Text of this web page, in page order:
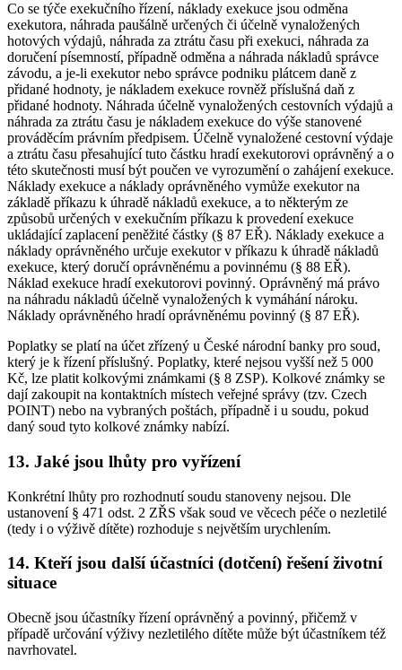
Co se týče exekučního řízení, náklady exekuce jsou odměna
exekutora, náhrada paušálně určených či účelně vynaložených
hotových výdajů, náhrada za ztrátu času při exekuci, náhrada za
doručení písemností, případně odměna a náhrada nákladů správce
závodu, a je-li exekutor nebo správce podniku plátcem daně z
přidané hodnoty, je nákladem exekuce rovněž příslušná daň z
přidané hodnoty. Náhrada účelně vynaložených cestovních výdajů a
náhrada za ztrátu času je nákladem exekuce do výše stanovené
prováděcím právním předpisem. Účelně vynaložené cestovní výdaje
a ztrátu času přesahující tuto částku hradí exekutorovi oprávněný a o
této skutečnosti musí být poučen ve vyrozumění o zahájení exekuce.
Náklady exekuce a náklady oprávněného vymůže exekutor na
základě příkazu k úhradě nákladů exekuce, a to některým ze
způsobů určených v exekučním příkazu k provedení exekuce
ukládající zaplacení peněžité částky (§ 87 EŘ). Náklady exekuce a
náklady oprávněného určuje exekutor v příkazu k úhradě nákladů
exekuce, který doručí oprávněnému a povinnému (§ 88 EŘ).
Náklad exekuce hradí exekutorovi povinný. Oprávněný má právo
na náhradu nákladů účelně vynaložených k vymáhání nároku.
Náklady oprávněného hradí oprávněnému povinný (§ 87 EŘ).
Poplatky se platí na účet zřízený u České národní banky pro soud,
který je k řízení příslušný. Poplatky, které nejsou vyšší než 5 000
Kč, lze platit kolkovými známkami (§ 8 ZSP). Kolkové známky se
dají zakoupit na kontaktních místech veřejné správy (tzv. Czech
POINT) nebo na vybraných poštách, případně i u soudu, pokud
daný soud tyto kolkové známky nabízí.
13. Jaké jsou lhůty pro vyřízení
Konkrétní lhůty pro rozhodnutí soudu stanoveny nejsou. Dle
ustanovení § 471 odst. 2 ZŘS však soud ve věcech péče o nezletilé
(tedy i o výživě dítěte) rozhoduje s největším urychlením.
14. Kteří jsou další účastníci (dotčení) řešení životní
situace
Obecně jsou účastníky řízení oprávněný a povinný, přičemž v
případě určování výživy nezletilého dítěte může být účastníkem též
navrhovatel.